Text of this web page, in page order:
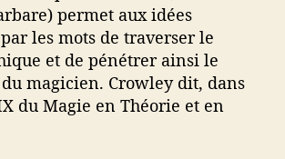
permet aux idées
les mots de traverser le
et de pénétrer ainsi le
magicien. Crowley dit, dans
du Magie en Théorie et en